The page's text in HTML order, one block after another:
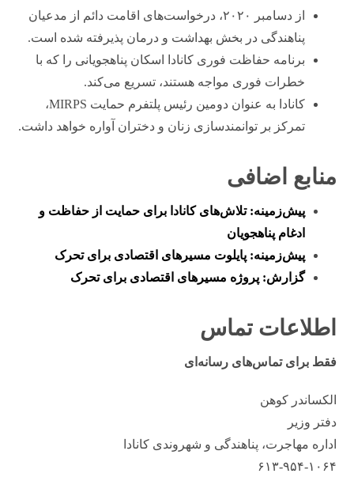
از دسامبر ۲۰۲۰، درخواست‌های اقامت دائم از مدعیان
پناهندگی در بخش بهداشت و درمان پذیرفته شده است.
برنامه حفاظت فوری کانادا اسکان پناهجویانی را که با
خطرات فوری مواجه هستند، تسریع می‌کند.
کانادا به عنوان دومین رئیس پلتفرم حمایت MIRPS،
تمرکز بر توانمندسازی زنان و دختران آواره خواهد داشت.
منابع اضافی
پیش‌زمینه: تلاش‌های کانادا برای حمایت از حفاظت و
ادغام پناهجویان
پیش‌زمینه: پایلوت مسیرهای اقتصادی برای تحرک
گزارش: پروژه مسیرهای اقتصادی برای تحرک
اطلاعات تماس
فقط برای تماس‌های رسانه‌ای
الکساندر کوهن
دفتر وزیر
اداره مهاجرت، پناهندگی و شهروندی کانادا
۶۱۳-۹۵۴-۱۰۶۴